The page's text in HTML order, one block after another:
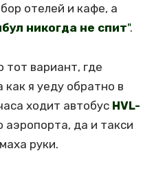
отелей и кафе, а
никогда не спит".
тот вариант, где
я уеду обратно в
ходит автобус HVL-
аэропорта, да и такси
руки.